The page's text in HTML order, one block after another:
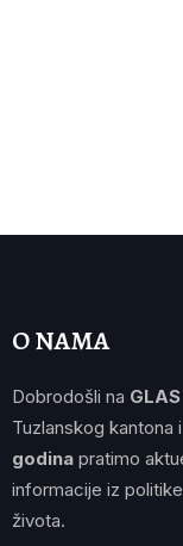
O NAMA
Dobrodošli na
Tuzlanskog kantona
godina pratimo
informacije iz
života.